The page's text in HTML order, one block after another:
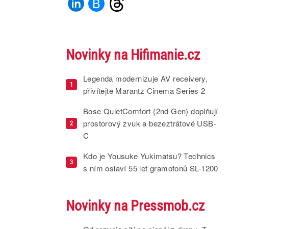
Novinky na Hifimanie.cz
1
Legenda modernizuje AV receivery,
přivítejte Marantz Cinema Series 2
2
Bose QuietComfort (2nd Gen) doplňují
prostorový zvuk a bezeztrátové USB-
C
3
Kdo je Yousuke Yukimatsu? Technics
s ním oslaví 55 let gramofonů SL-1200
Novinky na Pressmob.cz